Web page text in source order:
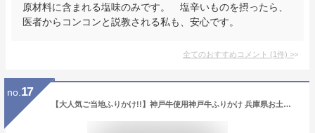
原材料に含まれる塩味のみです。 塩辛いものを摂ったら、
医者からコンコンと説教される私も、安心です。
全てのおすすめコメント (1件) >
no. 17
【大人気ご当地ふりかけ!!】神戸牛使用神戸牛ふりかけ 兵庫県お土産 3/25放送 読売テレビ かんさい情報ネットten．テン【淡路島 鳴門千鳥本舗】